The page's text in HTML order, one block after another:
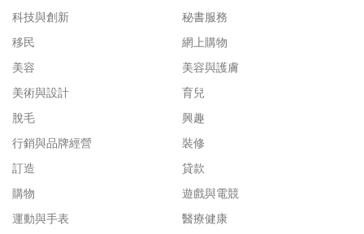
科技與創新
秘書服務
移民
網上購物
美容
美容與護膚
美術與設計
育兒
脫毛
興趣
行銷與品牌經營
裝修
訂造
貸款
購物
遊戲與電競
運動與手表
醫療健康